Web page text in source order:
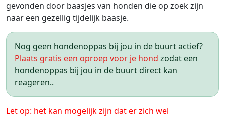
gevonden door baasjes van honden die op zoek zijn
naar een gezellig tijdelijk baasje.
Nog geen hondenoppas bij jou in de buurt actief?
Plaats gratis een oproep voor je hond zodat een
hondenoppas bij jou in de buurt direct kan
reageren..
Let op: het kan mogelijk zijn dat er zich wel